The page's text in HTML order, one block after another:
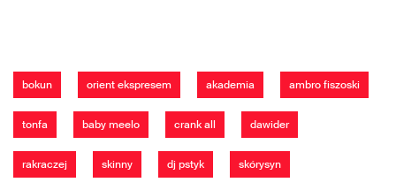
bokun orient ekspresem akademia ambro fiszoski
tonfa baby meelo crank all dawider
rakraczej skinny dj pstyk skórysyn